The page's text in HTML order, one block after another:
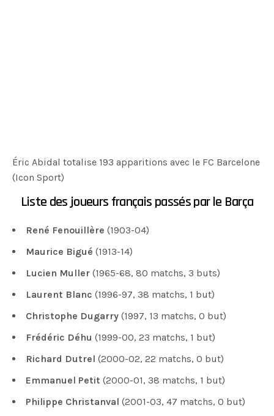
Éric Abidal totalise 193 apparitions avec le FC Barcelone
(Icon Sport)
Liste des joueurs français passés par le Barça
René Fenouillère (1903-04)
Maurice Bigué (1913-14)
Lucien Muller (1965-68, 80 matchs, 3 buts)
Laurent Blanc (1996-97, 38 matchs, 1 but)
Christophe Dugarry (1997, 13 matchs, 0 but)
Frédéric Déhu (1999-00, 23 matchs, 1 but)
Richard Dutrel (2000-02, 22 matchs, 0 but)
Emmanuel Petit (2000-01, 38 matchs, 1 but)
Philippe Christanval (2001-03, 47 matchs, 0 but)